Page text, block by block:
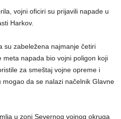
vojni oficiri su prijavili napade u
Harkov.
su zabeležena najmanje četiri
meta napada bio vojni poligon koji
za smeštaj vojne opreme i
da se nalazi načelnik Glavne
u zoni Severnog vojnog okruga